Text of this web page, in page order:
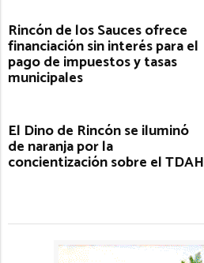
Rincón de los Sauces ofrece
financiación sin interés para el
pago de impuestos y tasas
municipales
El Dino de Rincón se iluminó
de naranja por la
concientización sobre el TDAH